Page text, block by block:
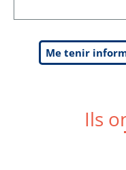
Me tenir
Ils